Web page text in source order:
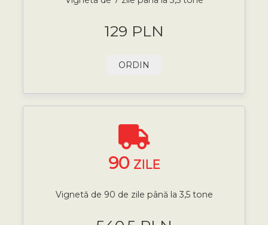
129 PLN
ORDIN
90 ZILE
Vignetă de 90 de zile până la 3,5 tone